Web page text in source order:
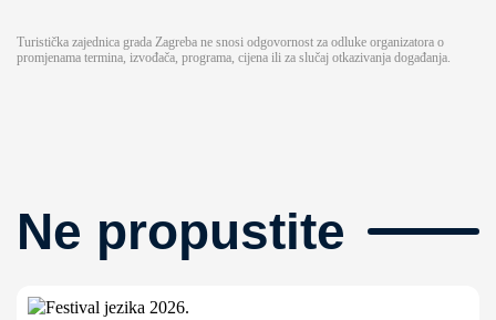
Turistička zajednica grada Zagreba ne snosi odgovornost za odluke organizatora o
promjenama termina, izvođača, programa, cijena ili za slučaj otkazivanja događanja.
Ne propustite